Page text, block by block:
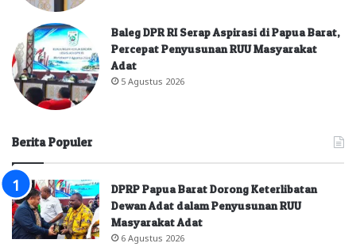
Baleg DPR RI Serap Aspirasi di Papua Barat,
Percepat Penyusunan RUU Masyarakat
Adat
5 Agustus 2026
Berita Populer
DPRP Papua Barat Dorong Keterlibatan
Dewan Adat dalam Penyusunan RUU
Masyarakat Adat
6 Agustus 2026